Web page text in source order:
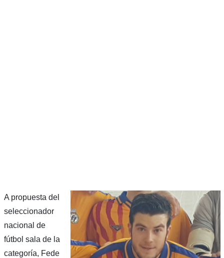
A propuesta del
seleccionador
nacional de
fútbol sala de la
categoría, Fede